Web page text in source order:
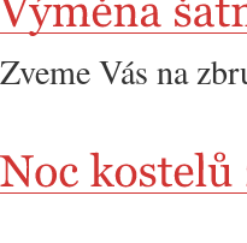
Zveme Vás na